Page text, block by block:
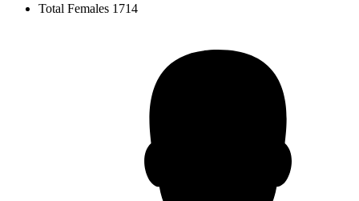
Total Females 1714